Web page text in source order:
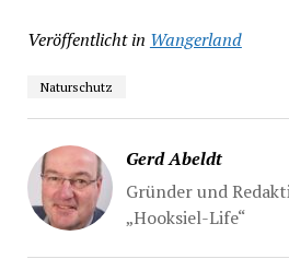
Veröffentlicht in Wangerland
Naturschutz
Gerd Abeldt
Gründer und
„Hooksiel-Life“